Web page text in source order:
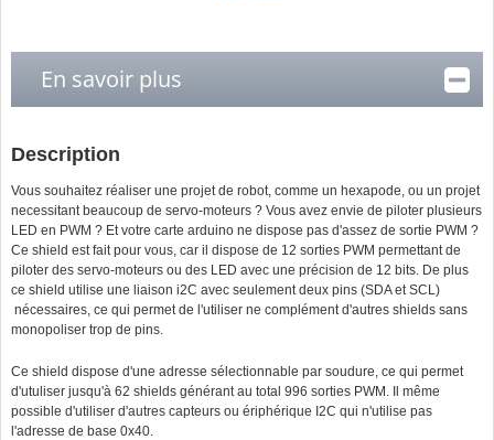
En savoir plus
Description
Vous souhaitez réaliser une projet de robot, comme un hexapode, ou un projet
necessitant beaucoup de servo-moteurs ? Vous avez envie de piloter plusieurs
LED en PWM ? Et votre carte arduino ne dispose pas d'assez de sortie PWM ?
Ce shield est fait pour vous, car il dispose de 12 sorties PWM permettant de
piloter des servo-moteurs ou des LED avec une précision de 12 bits. De plus
ce shield utilise une liaison i2C avec seulement deux pins (SDA et SCL)
nécessaires, ce qui permet de l'utiliser ne complément d'autres shields sans
monopoliser trop de pins.
Ce shield dispose d'une adresse sélectionnable par soudure, ce qui permet
d'utuliser jusqu'à 62 shields générant au total 996 sorties PWM. Il même
possible d'utiliser d'autres capteurs ou ériphérique I2C qui n'utilise pas
l'adresse de base 0x40.